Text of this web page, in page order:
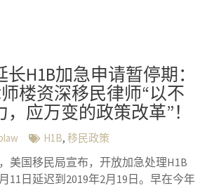
H1B加急申请暂停期：
楼资深移民律师“以不
应万变的政策改革”！
H1B, 移民政策
美国移民局宣布，开放加急处理H1B
11日延迟到2019年2月19日。早在今年